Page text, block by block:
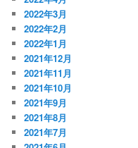
2022年3月
2022年2月
2022年1月
2021年12月
2021年11月
2021年10月
2021年9月
2021年8月
2021年7月